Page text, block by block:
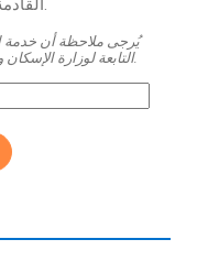
يُرجى ملاحظة أن خدمة
التابعة لوزارة الإسكان والمرافق والمجتمعات العمرانية فقط.